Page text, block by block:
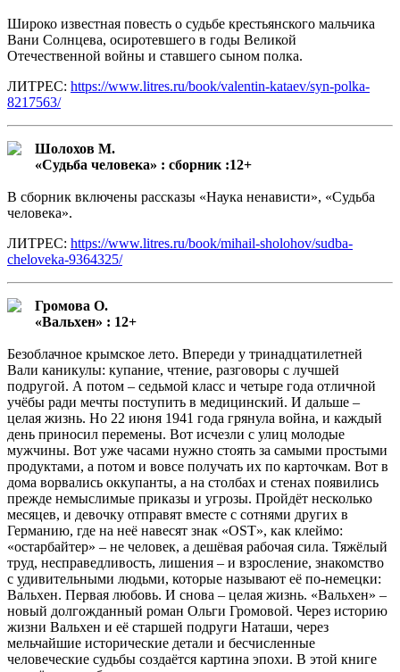
Широко известная повесть о судьбе крестьянского мальчика
Вани Солнцева, осиротевшего в годы Великой
Отечественной войны и ставшего сыном полка.
ЛИТРЕС: https://www.litres.ru/book/valentin-kataev/syn-polka-
8217563/
Шолохов М.
«Судьба человека» : сборник :12+
В сборник включены рассказы «Наука ненависти», «Судьба
человека».
ЛИТРЕС: https://www.litres.ru/book/mihail-sholohov/sudba-
cheloveka-9364325/
Громова О.
«Вальхен» : 12+
Безоблачное крымское лето. Впереди у тринадцатилетней
Вали каникулы: купание, чтение, разговоры с лучшей
подругой. А потом – седьмой класс и четыре года отличной
учёбы ради мечты поступить в медицинский. И дальше –
целая жизнь. Но 22 июня 1941 года грянула война, и каждый
день приносил перемены. Вот исчезли с улиц молодые
мужчины. Вот уже часами нужно стоять за самыми простыми
продуктами, а потом и вовсе получать их по карточкам. Вот в
дома ворвались оккупанты, а на столбах и стенах появились
прежде немыслимые приказы и угрозы. Пройдёт несколько
месяцев, и девочку отправят вместе с сотнями других в
Германию, где на неё навесят знак «OST», как клеймо:
«остарбайтер» – не человек, а дешёвая рабочая сила. Тяжёлый
труд, несправедливость, лишения – и взросление, знакомство
с удивительными людьми, которые называют её по-немецки:
Ва́льхен. Первая любовь. И снова – целая жизнь. «Вальхен» –
новый долгожданный роман Ольги Громовой. Через историю
жизни Вальхен и её старшей подруги Наташи, через
мельчайшие исторические детали и бесчисленные
человеческие судьбы создаётся картина эпохи. В этой книге